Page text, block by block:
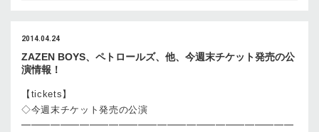
2014.04.24
ZAZEN BOYS、ペトロールズ、他、今週末チケット発売の公
演情報！
【tickets】
◇今週末チケット発売の公演
━━━━━━━━━━━━━━━━━━━━━━━━━━━━